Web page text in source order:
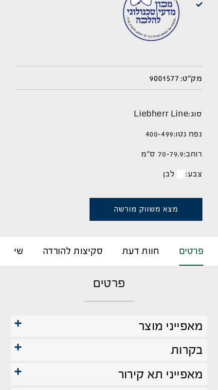
מק"ט: 9001577
סוג:Liebherr Line
נפח נטו:400-499
רוחב:70-79.9 ס"מ
צבע: לבן
מצא משווק מורשה
פרטים חוות דעת סקיצות להורדה
פרטים
מאפייני מוצר
בקרות
מאפייני תא קירור